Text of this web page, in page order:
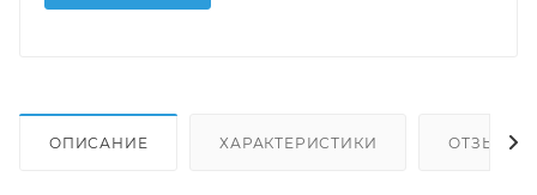
ОПИСАНИЕ ХАРАКТЕРИСТИКИ ОТЗЫВЫ